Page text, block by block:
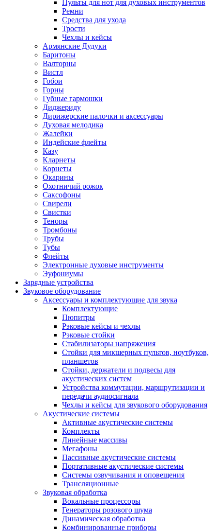
Пульты для нот для духовых инструментов
Ремни
Средства для ухода
Трости
Чехлы и кейсы
Армянские Дудуки
Баритоны
Валторны
Вистл
Гобои
Горны
Губные гармошки
Диджериду
Дирижерские палочки и аксессуары
Духовая мелодика
Жалейки
Индейские флейты
Казу
Кларнеты
Корнеты
Окарины
Охотничий рожок
Саксофоны
Свирели
Свистки
Теноры
Тромбоны
Трубы
Тубы
Флейты
Электронные духовые инструменты
Эуфониумы
Зарядные устройства
Звуковое оборудование
Аксессуары и комплектующие для звука
Комплектующие
Пюпитры
Рэковые кейсы и чехлы
Рэковые стойки
Стабилизаторы напряжения
Стойки для микшерных пультов, ноутбуков,
планшетов
Стойки, держатели и подвесы для
акустических систем
Устройства коммутации, маршрутизации и
передачи аудиосигнала
Чехлы и кейсы для звукового оборудования
Акустические системы
Активные акустические системы
Комплекты
Линейные массивы
Мегафоны
Пассивные акустические системы
Портативные акустические системы
Системы озвучивания и оповещения
Трансляционные
Звуковая обработка
Вокальные процессоры
Генераторы розового шума
Динамическая обработка
Комбинированные приборы